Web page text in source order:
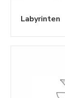
Labyrinten